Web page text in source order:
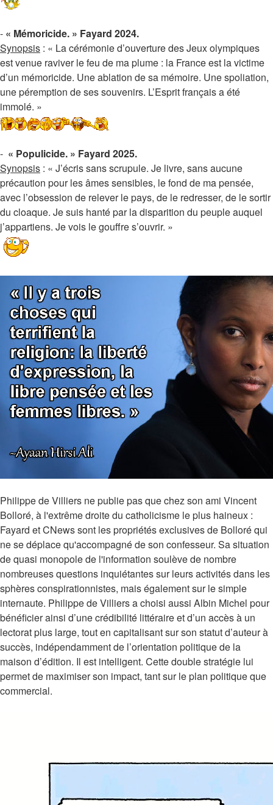
- « Mémoricide. » Fayard 2024.
Synopsis : « La cérémonie d’ouverture des Jeux olympiques
est venue raviver le feu de ma plume : la France est la victime
d’un mémoricide. Une ablation de sa mémoire. Une spoliation,
une péremption de ses souvenirs. L’Esprit français a été
immolé. »
- « Populicide. » Fayard 2025.
Synopsis : « J’écris sans scrupule. Je livre, sans aucune
précaution pour les âmes sensibles, le fond de ma pensée,
avec l’obsession de relever le pays, de le redresser, de le sortir
du cloaque. Je suis hanté par la disparition du peuple auquel
j’appartiens. Je vois le gouffre s’ouvrir. »
Philippe de Villiers ne publie pas que chez son ami Vincent
Bolloré, à l'extrême droite du catholicisme le plus haineux :
Fayard et CNews sont les propriétés exclusives de Bolloré qui
ne se déplace qu'accompagné de son confesseur. Sa situation
de quasi monopole de l'information soulève de nombre
nombreuses questions inquiétantes sur leurs activités dans les
sphères conspirationnistes, mais également sur le simple
internaute. Philippe de Villiers a choisi aussi Albin Michel pour
bénéficier ainsi d’une crédibilité littéraire et d’un accès à un
lectorat plus large, tout en capitalisant sur son statut d’auteur à
succès, indépendamment de l’orientation politique de la
maison d’édition. Il est intelligent. Cette double stratégie lui
permet de maximiser son impact, tant sur le plan politique que
commercial.